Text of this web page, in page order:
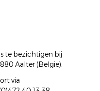
te bezichtigen bij
Aalter (België).
via